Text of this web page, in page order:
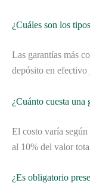
¿Cuáles son los
Las garantías más
depósito en
¿Cuánto cuesta una
El costo varía
al 10% del valor
¿Es obligatorio